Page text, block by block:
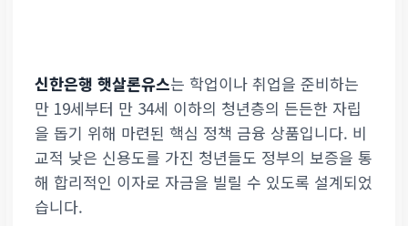
신한은행 햇살론유스는 학업이나 취업을 준비하는
만 19세부터 만 34세 이하의 청년층의 든든한 자립
을 돕기 위해 마련된 핵심 정책 금융 상품입니다. 비
교적 낮은 신용도를 가진 청년들도 정부의 보증을 통
해 합리적인 이자로 자금을 빌릴 수 있도록 설계되었
습니다.